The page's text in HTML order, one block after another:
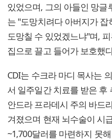
있었으며, 그의 아들인 망
는 "도망치려다 아버지가
도망칠 수 있었겠느냐"며,
집으로 끌고 들어가 보호했
CDI는 수크라 마디 목사는
서 일주일간 치료를 받은 후
안드라 프라데시 주의 바드
겨졌으며 현재 뇌수술이 시
~1,700달러를 마련하지 못